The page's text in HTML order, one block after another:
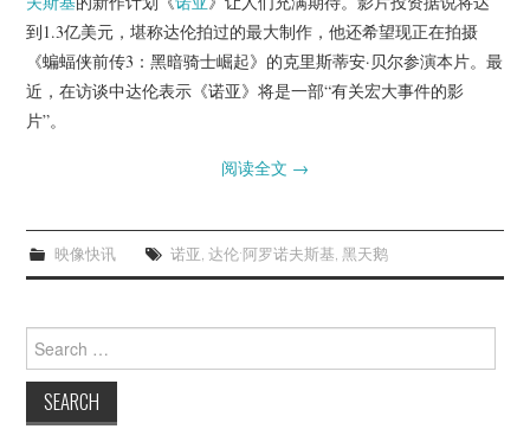
到1.3亿美元，堪称达伦拍过的最大制作，他还希望现正在拍摄
《蝙蝠侠前传3：黑暗骑士崛起》的克里斯蒂安·贝尔参演本片。最
近，在访谈中达伦表示《诺亚》将是一部“有关宏大事件的影
片”。
阅读全文 →
映像快讯 诺亚 达伦·阿罗诺夫斯基 黑天鹅
for: